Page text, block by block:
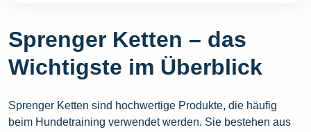
Sprenger Ketten – das
Wichtigste im Überblick
Sprenger Ketten sind hochwertige Produkte, die häufig
beim Hundetraining verwendet werden. Sie bestehen aus